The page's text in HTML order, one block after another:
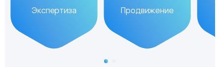
Экспертиза Продвижение